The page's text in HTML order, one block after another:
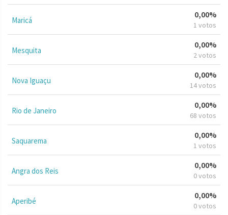
Maricá
0,00%
1 votos
Mesquita
0,00%
2 votos
Nova Iguaçu
0,00%
14 votos
Rio de Janeiro
0,00%
68 votos
Saquarema
0,00%
1 votos
Angra dos Reis
0,00%
0 votos
Aperibé
0,00%
0 votos